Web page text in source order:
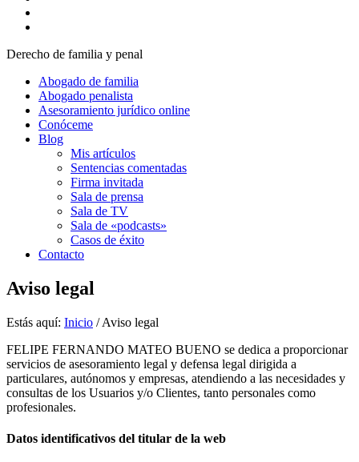
Derecho de familia y penal
Abogado de familia
Abogado penalista
Asesoramiento jurídico online
Conóceme
Blog
Mis artículos
Sentencias comentadas
Firma invitada
Sala de prensa
Sala de TV
Sala de «podcasts»
Casos de éxito
Contacto
Aviso legal
Estás aquí: Inicio /Aviso legal
FELIPE FERNANDO MATEO BUENO se dedica a proporcionar
servicios de asesoramiento legal y defensa legal dirigida a
particulares, autónomos y empresas, atendiendo a las necesidades y
consultas de los Usuarios y/o Clientes, tanto personales como
profesionales.
Datos identificativos del titular de la web